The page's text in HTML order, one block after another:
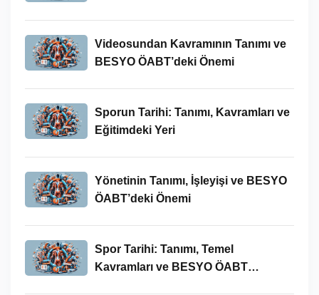
Videosundan Kavramının Tanımı ve
BESYO ÖABT’deki Önemi
Sporun Tarihi: Tanımı, Kavramları ve
Eğitimdeki Yeri
Yönetinin Tanımı, İşleyişi ve BESYO
ÖABT’deki Önemi
Spor Tarihi: Tanımı, Temel
Kavramları ve BESYO ÖABT